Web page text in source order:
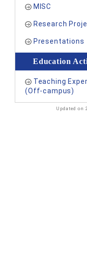
MISC
Research
Presentations
Education
Teaching
(Off-campus)
Updated on